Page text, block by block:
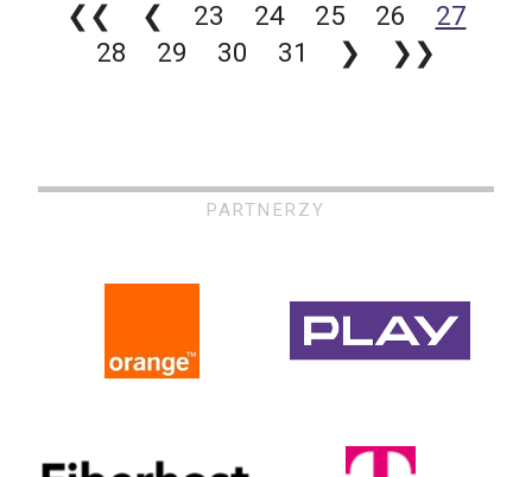
❮❮ ❮ 23 24 25 26
27
28
29 30 31 ❯ ❯❯
PARTNERZY